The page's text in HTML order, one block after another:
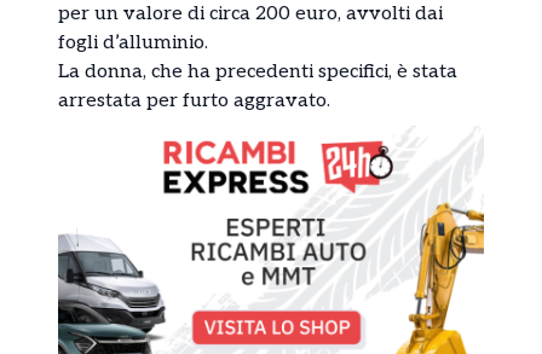
per un valore di circa 200 euro, avvolti dai
fogli d’alluminio.
La donna, che ha precedenti specifici, è stata
arrestata per furto aggravato.